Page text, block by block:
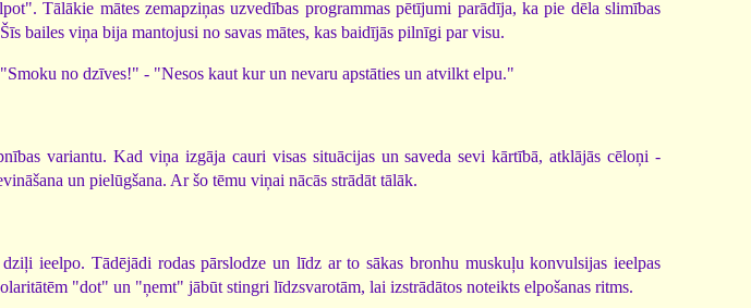
Tālākie mātes zemapziņas uzvedības programmas pētījumi parādīja, ka pie dēla slimības
bailes viņa bija mantojusi no savas mātes, kas baidījās pilnīgi par visu.
no dzīves!" - "Nesos kaut kur un nevaru apstāties un atvilkt elpu."
variantu. Kad viņa izgāja cauri visas situācijas un saveda sevi kārtībā, atklājās cēloņi -
un pielūgšana. Ar šo tēmu viņai nācās strādāt tālāk.
ieelpo. Tādējādi rodas pārslodze un līdz ar to sākas bronhu muskuļu konvulsijas ieelpas
"dot" un "ņemt" jābūt stingri līdzsvarotām, lai izstrādātos noteikts elpošanas ritms.